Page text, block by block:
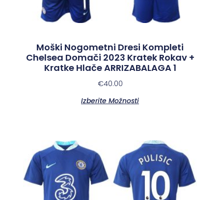
Moški Nogometni Dresi Kompleti
Chelsea Domači 2023 Kratek Rokav +
Kratke Hlače ARRIZABALAGA 1
€40.00
Izberite Možnosti